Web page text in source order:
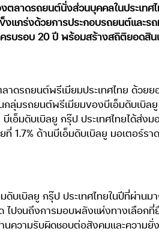
ลาดรถยนต์นั่งส่วนบุคคลในประเทศ
แกร่งด้วยการประกอบรถยนต์และ
รบรอบ 20 ปี พร้อมสร้างสถิติยอดสิ
ดรถยนต์พรีเมียมประเทศไทย ด้ว
มรถยนต์พรีเมียมของบีเอ็มดับเบิล
อ็มดับเบิลยู กรุ๊ป ประเทศไทยได้ส่ง
ด้านบีเอ็มดับเบิลยู มอเตอร์ร
บเบิลยู กรุ๊ป ประเทศไทยในปีที่ผ่าน
ไปจนถึงการมอบพลังแห่งทางเลือก
ความรับผิดชอบต่อสังคมและความ